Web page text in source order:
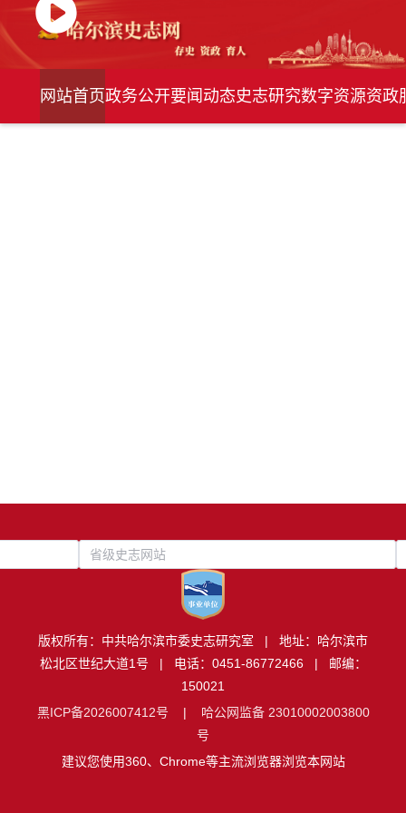
网站首页政务公开要闻动态史志研究数字资源资政
省级史志网站
版权所有：中共哈尔滨市委史志研究室 | 地址：哈尔滨市
松北区世纪大道1号 | 电话：0451-86772466 | 邮编：
150021
黑ICP备2026007412号 | 哈公网监备 23010002003800
号
建议您使用360、Chrome等主流浏览器浏览本网站